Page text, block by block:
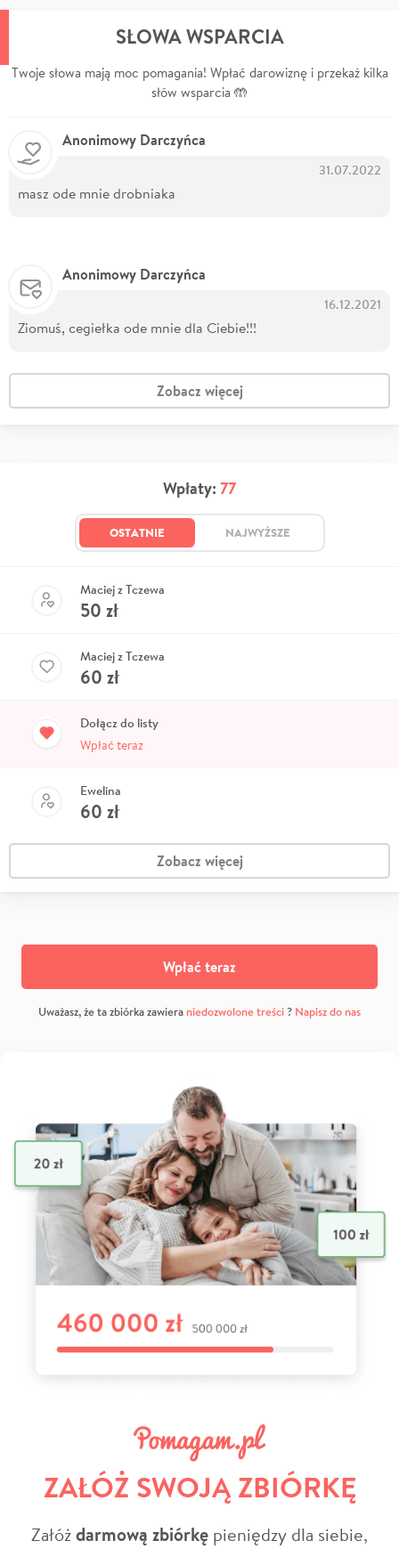
SŁOWA WSPARCIA
Twoje słowa mają moc pomagania! Wpłać darowiznę i przekaż kilka
słów wsparcia 🤲
Anonimowy Darczyńca
31.07.2022
masz ode mnie drobniaka
Anonimowy Darczyńca
16.12.2021
Ziomuś, cegiełka ode mnie dla Ciebie!!!
Zobacz więcej
Wpłaty: 77
OSTATNIE NAJWYŻSZE
Maciej z Tczewa
50 zł
Maciej z Tczewa
60 zł
Dołącz do listy
Wpłać teraz
Ewelina
60 zł
Zobacz więcej
Wpłać teraz
Uważasz, że ta zbiórka zawiera niedozwolone treści? Napisz do nas
ZAŁÓŻ SWOJĄ ZBIÓRKĘ
Załóżdarmową zbiórkę pieniędzy dla siebie,